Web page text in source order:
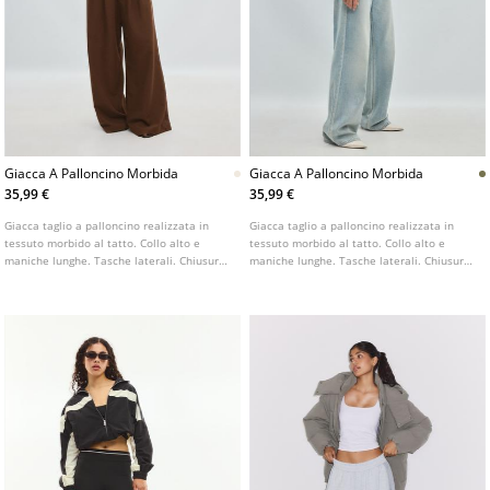
Giacca A Palloncino Morbida
35,99 €
Giacca taglio a palloncino realizzata in
tessuto morbido al tatto. Collo alto e
maniche lunghe. Tasche laterali. Chiusura
Giacca A Palloncino Morbida
35,99 €
Giacca taglio a palloncino realizzata in
tessuto morbido al tatto. Collo alto e
maniche lunghe. Tasche laterali. Chiusura
elastica. Disponibile in vari colori.